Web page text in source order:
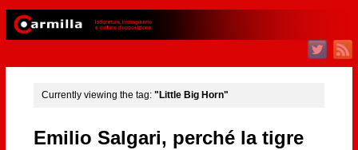
Currently viewing the tag: "Little Big Horn"
Emilio Salgari, perché la tigre